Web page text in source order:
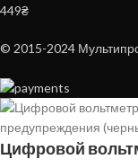
449₴
© 2015-2024
Цифровой